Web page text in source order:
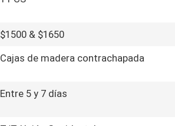
$1500 & $1650
Cajas de madera contrachapada
Entre 5 y 7 días